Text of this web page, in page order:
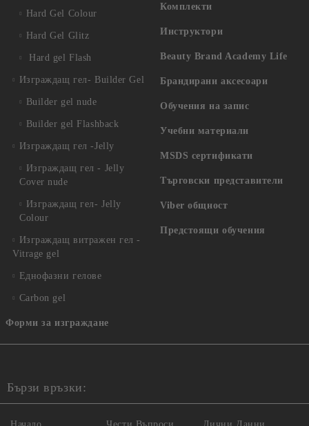
Hard Gel Colour
Hard Gel Glitz
Hard gel Flash
Изграждащ гел- Builder Gel
Builder gel nude
Builder gel Flashback
Изграждащ гел -Jelly
Изграждащ гел - Jelly
Cover nude
Изграждащ гел- Jelly
Colour
Изграждащ витражен гел -
Vitrage gel
Еднофазни гелове
Carbon gel
Форми за изграждане
Комплекти
Инструктори
Beauty Brand Academy Life
Брандирани аксесоари
Обучения на запис
Учебни материали
MSDS сертификати
Търговски представители
Viber общност
Предстоящи обучения
Бързи връзки: